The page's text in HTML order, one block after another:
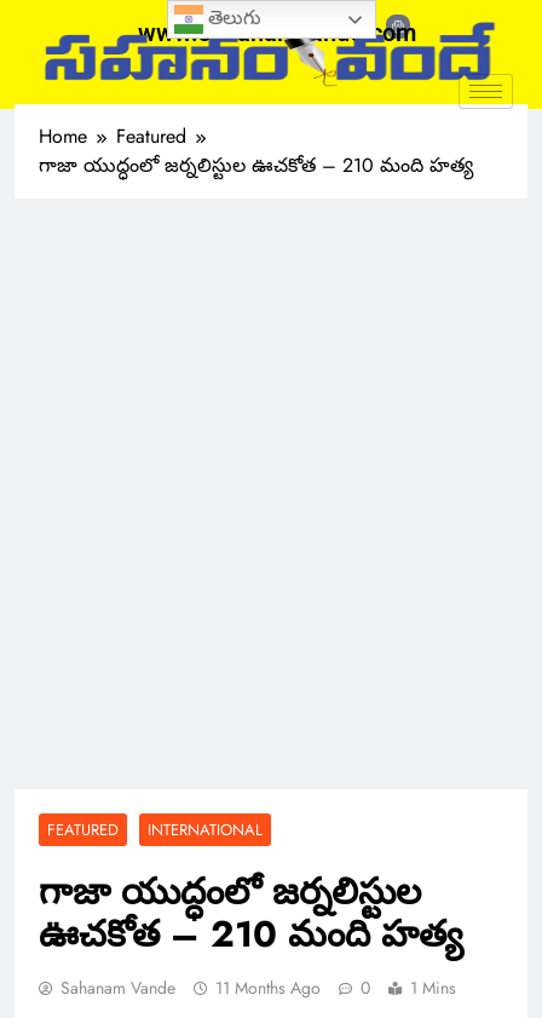
www.sahanamvande.com
Home
Featured
గాజా యుద్ధంలో జర్నలిస్టుల ఊచకోత – 210 మంది హత్య
FEATURED INTERNATIONAL
గాజా యుద్ధంలో జర్నలిస్టుల
ఊచకోత – 210 మంది హత్య
Sahanam Vande 11 Months Ago 0 1 Mins
తెలుగు